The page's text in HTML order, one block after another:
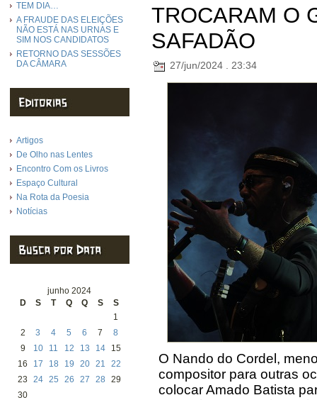
TEM DIA…
A FRAUDE DAS ELEIÇÕES
NÃO ESTÁ NAS URNAS E
SIM NOS CANDIDATOS
RETORNO DAS SESSÕES
DA CÂMARA
Artigos
De Olho nas Lentes
Encontro Com os Livros
Espaço Cultural
Na Rota da Poesia
Notícias
junho 2024
D
S T Q Q S
S
1
2
3 4 5 6 7
8
9
10 11 12 13 14
15
16
17 18 19 20 21
22
23
24 25 26 27 28
29
30
TROCARAM O
SAFADÃO
27/jun/2024 . 23:34
O Nando do Cordel,
compositor para outras
colocar Amado Batista